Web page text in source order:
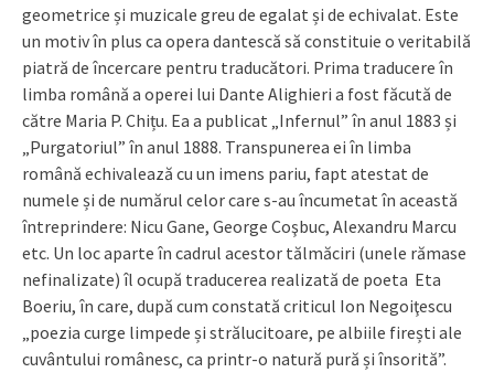
geometrice și muzicale greu de egalat și de echivalat. Este
un motiv în plus ca opera dantescă să constituie o veritabilă
piatră de încercare pentru traducători. Prima traducere în
limba română a operei lui Dante Alighieri a fost făcută de
către Maria P. Chițu. Ea a publicat „Infernul” în anul 1883 și
„Purgatoriul” în anul 1888. Transpunerea ei în limba
română echivalează cu un imens pariu, fapt atestat de
numele și de numărul celor care s-au încumetat în această
întreprindere: Nicu Gane, George Coşbuc, Alexandru Marcu
etc. Un loc aparte în cadrul acestor tălmăciri (unele rămase
nefinalizate) îl ocupă traducerea realizată de poeta Eta
Boeriu, în care, după cum constată criticul Ion Negoiţescu
„poezia curge limpede și strălucitoare, pe albiile firești ale
cuvântului românesc, ca printr-o natură pură și însorită”.